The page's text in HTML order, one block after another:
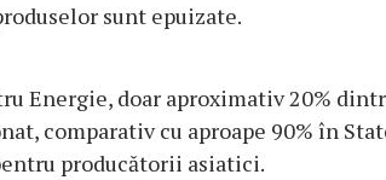
sunt epuizate.
Energie, doar aproximativ 20%
comparativ cu aproape 90% în
producătorii asiatici.